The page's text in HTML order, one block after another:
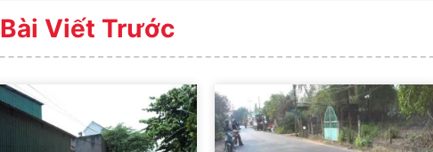
Bài Viết Trước